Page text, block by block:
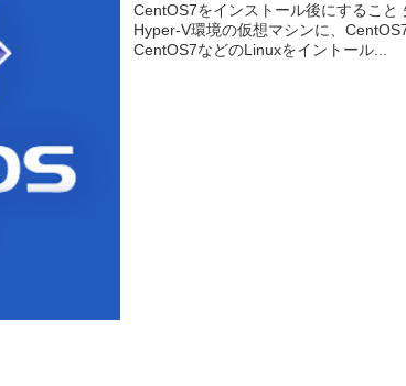
CentOS7をインストール後にするこ
Hyper-V環境の仮想マシンに、
CentOS7などのLinuxをイントール...